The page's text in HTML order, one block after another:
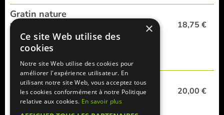
Gratin nature
pommes de terre, béchamel, emmental 18,75 €
Gratin champignons
pommes de terre, béchamel, emmental,
champignons
20,00 €
×
Ce site Web utilise des
cookies
Notre site Web utilise des cookies pour
améliorer l'expérience utilisateur. En
utilisant notre site Web, vous acceptez tous
les cookies conformément à notre Politique
relative aux cookies. En savoir plus